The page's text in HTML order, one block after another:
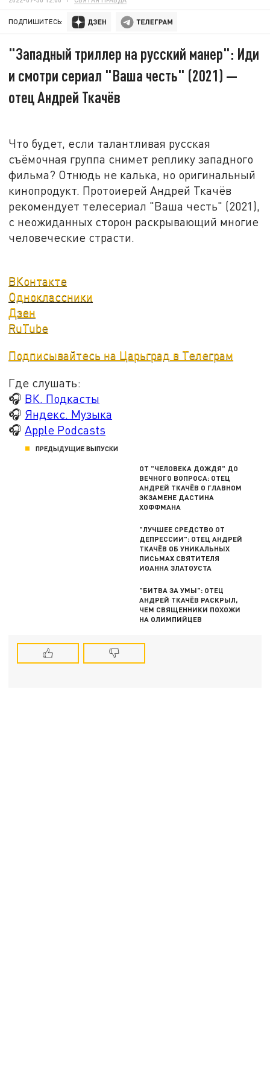
ПОДПИШИТЕСЬ:
"Западный триллер на русский манер": Иди
и смотри сериал "Ваша честь" (2021) —
отец Андрей Ткачёв
Что будет, если талантливая русская
съёмочная группа снимет реплику западного
фильма? Отнюдь не калька, но оригинальный
кинопродукт. Протоиерей Андрей Ткачёв
рекомендует телесериал "Ваша честь" (2021),
с неожиданных сторон раскрывающий многие
человеческие страсти.
ВКонтакте
Одноклассники
Дзен
RuTube
Подписывайтесь на Царьград в Телеграм
Где слушать:
🎧 ВК. Подкасты
🎧 Яндекс. Музыка
🎧Apple Podcasts
ПРЕДЫДУЩИЕ ВЫПУСКИ
ОТ "ЧЕЛОВЕКА ДОЖДЯ" ДО
ВЕЧНОГО ВОПРОСА: ОТЕЦ
АНДРЕЙ ТКАЧЁВ О ГЛАВНОМ
ЭКЗАМЕНЕ ДАСТИНА
ХОФФМАНА
"ЛУЧШЕЕ СРЕДСТВО ОТ
ДЕПРЕССИИ": ОТЕЦ АНДРЕЙ
ТКАЧЁВ ОБ УНИКАЛЬНЫХ
ПИСЬМАХ СВЯТИТЕЛЯ
ИОАННА ЗЛАТОУСТА
"БИТВА ЗА УМЫ": ОТЕЦ
АНДРЕЙ ТКАЧЁВ РАСКРЫЛ,
ЧЕМ СВЯЩЕННИКИ ПОХОЖИ
НА ОЛИМПИЙЦЕВ